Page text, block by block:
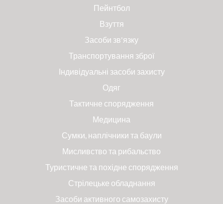
Пейнтбол
Взуття
Засоби зв'язку
Транспортування зброї
Індивідуальні засоби захисту
Одяг
Тактичне спорядження
Медицина
Сумки, наплічники та баули
Мисливство та рибальство
Туристичне та похідне спорядження
Стрілецьке обладнання
Засоби активного самозахисту